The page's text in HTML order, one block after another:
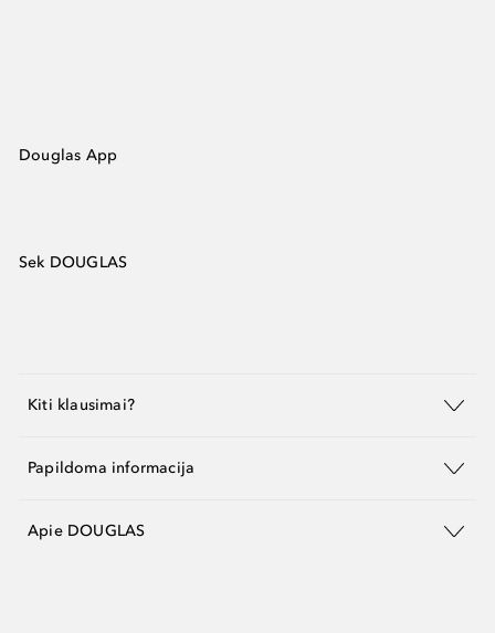
Douglas App
Sek DOUGLAS
Kiti klausimai?
Papildoma informacija
Apie DOUGLAS